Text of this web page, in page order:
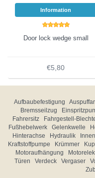
Information
Door lock wedge small
€5,80
Aufbaubefestigung
Bremsseilzug
Fahrersitz
Fahrgestell-
Fußhebelwerk
Gelenkwelle
Hinterachse
Hydraulik
Kraftstoffpumpe
Krümmer
Motoraufhängung
Türen
Verdeck Vergaser